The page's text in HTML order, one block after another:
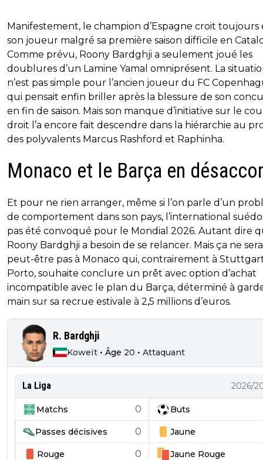
Manifestement, le champion d’Espagne croit toujours
son joueur malgré sa première saison difficile en
Comme prévu, Roony Bardghji a seulement joué les
doublures d’un Lamine Yamal omniprésent. La
n’est pas simple pour l’ancien joueur du FC
qui pensait enfin briller après la blessure de son
en fin de saison. Mais son manque d’initiative sur le
droit l’a encore fait descendre dans la hiérarchie au
des polyvalents Marcus Rashford et Raphinha.
Monaco et le Barça en
Et pour ne rien arranger, même si l’on parle d’un
de comportement dans son pays, l’international
pas été convoqué pour le Mondial 2026. Autant dire
Roony Bardghji a besoin de se relancer. Mais ça ne sera
peut-être pas à Monaco qui, contrairement à
Porto, souhaite conclure un prêt avec option d’achat
incompatible avec le plan du Barça, déterminé à
main sur sa recrue estivale à 2,5 millions d’euros.
R. Bardghji
Koweït • Âge 20 • Attaquant
La Liga 2026/
Matchs 0 Buts
Passes décisives 0 Jaune
Rouge 0 Jaune Rouge